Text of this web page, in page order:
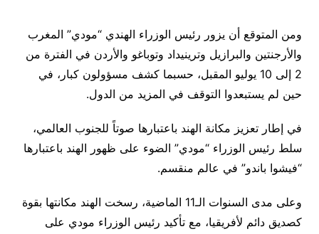
ومن المتوقع أن يزور رئيس الوزراء الهندي “مودي” المغرب
والأرجنتين والبرازيل وترينيداد وتوباغو والأردن في الفترة من
2 إلى 10 يوليو المقبل، حسبما كشف مسؤولون كبار، في
حين لم يستبعدوا التوقف في المزيد من الدول.
في إطار تعزيز مكانة الهند باعتبارها صوتاً للجنوب العالمي،
سلط رئيس الوزراء “مودي” الضوء على ظهور الهند باعتبارها
“فيشوا باندو” في عالم منقسم.
وعلى مدى السنوات الـ11 الماضية، رسخت الهند مكانتها بقوة
كصديق دائم لأفريقيا، مع تأكيد رئيس الوزراء مودي على